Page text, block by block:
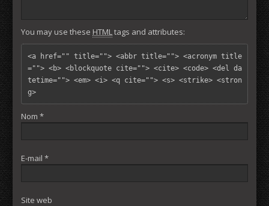
You may use these HTMLtags and attributes:
<a href="" title=""> <abbr title=""> <acronym title
=""> <b> <blockquote cite=""> <cite> <code> <del da
tetime=""> <em> <i> <q cite=""> <s> <strike> <stron
g>
Nom *
E-mail *
Site web